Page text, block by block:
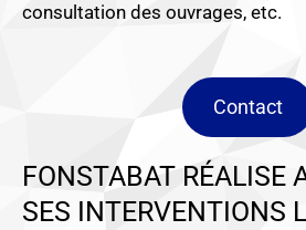
consultation des ouvrages, etc.
Contact
FONSTABAT RÉALISE
SES INTERVENTIONS